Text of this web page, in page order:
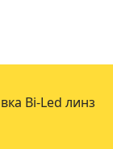
Bi-Led линз